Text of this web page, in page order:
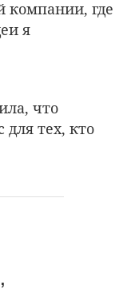
где
я
что
для тех, кто